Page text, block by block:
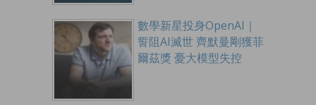
數學新星投身OpenAI｜
誓阻AI滅世 齊默曼剛獲菲
爾茲獎 憂大模型失控